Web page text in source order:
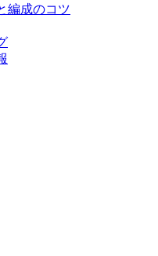
編成のコツ